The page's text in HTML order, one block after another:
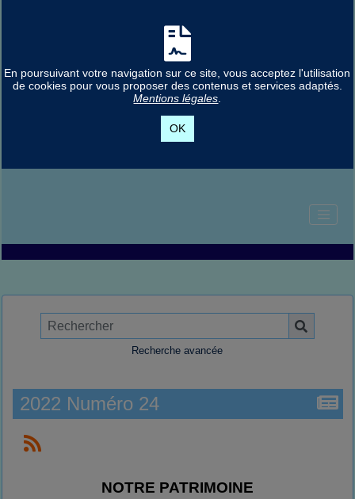
En poursuivant votre navigation sur ce site, vous acceptez l'utilisation
de cookies pour vous proposer des contenus et services adaptés.
Mentions légales
OK
Recherche avancée
2022 Numéro 24
NOTRE PATRIMOINE